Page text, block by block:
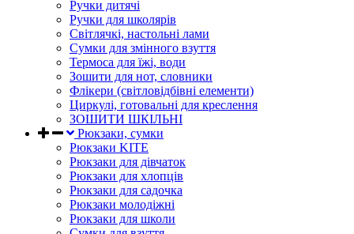
Ручки дитячі
Ручки для школярів
Світлячкі, настольні лами
Сумки для змінного взуття
Термоса для їжі, води
Зошити для нот, словники
Флікери (світловідбівні елементи)
Циркулі, готовальні для креслення
ЗОШИТИ ШКІЛЬНІ
Рюкзаки, сумки
Рюкзаки KITE
Рюкзаки для дівчаток
Рюкзаки для хлопців
Рюкзаки для садочка
Рюкзаки молодіжні
Рюкзаки для школи